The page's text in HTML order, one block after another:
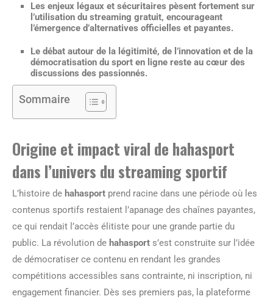
Les enjeux légaux et sécuritaires pèsent fortement sur
l’utilisation du streaming gratuit, encourageant
l’émergence d’alternatives officielles et payantes.
Le débat autour de la légitimité, de l’innovation et de la
démocratisation du sport en ligne reste au cœur des
discussions des passionnés.
Sommaire
Origine et impact viral de hahasport
dans l’univers du streaming sportif
L’histoire de hahasport prend racine dans une période où les
contenus sportifs restaient l’apanage des chaînes payantes,
ce qui rendait l’accès élitiste pour une grande partie du
public. La révolution de hahasport s’est construite sur l’idée
de démocratiser ce contenu en rendant les grandes
compétitions accessibles sans contrainte, ni inscription, ni
engagement financier. Dès ses premiers pas, la plateforme